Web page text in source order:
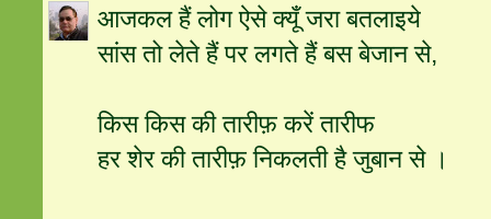
आजकल हैं लोग ऐसे क्यूँ जरा बतलाइये
सांस तो लेते हैं पर लगते हैं बस बेजान से,
किस किस की तारीफ़ करें तारीफ
हर शेर की तारीफ़ निकलती है जुबान से ।